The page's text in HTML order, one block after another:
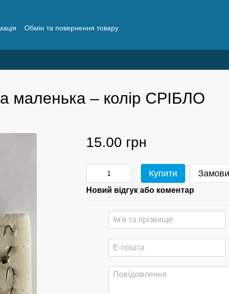
Обмін та повернення товару
маленька – колір СРІБЛО
15.00 грн
Купити
Новий відгук або коментар